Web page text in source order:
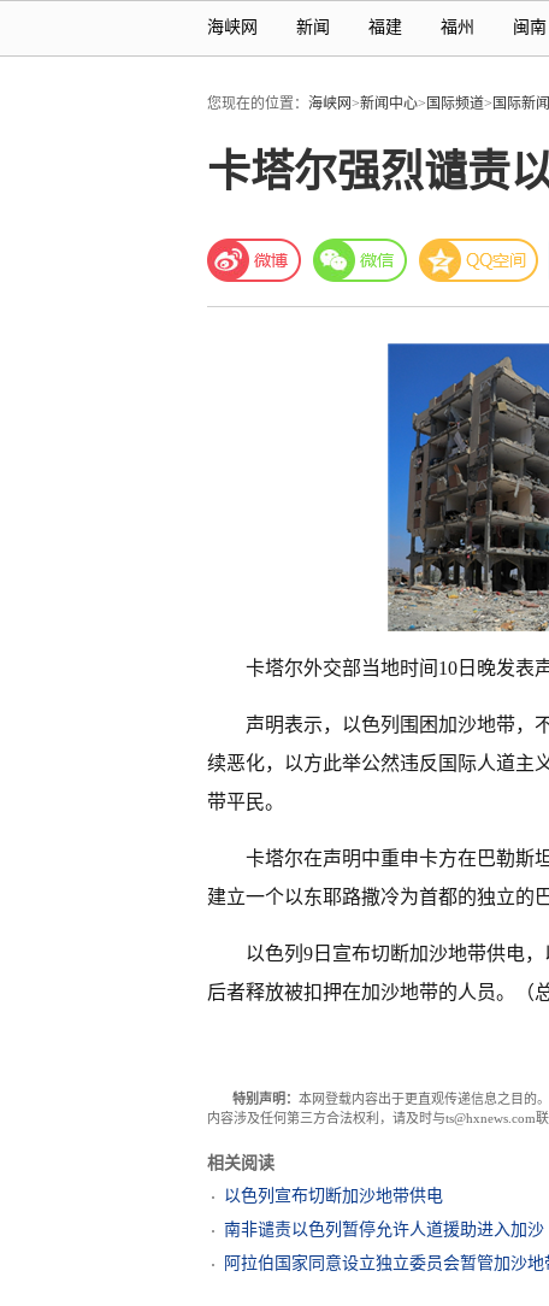
海峡网 新闻 福建 福州 闽南
您现在的位置： 海峡网>新闻中心> 国际频道> 国际新闻
卡塔尔强烈谴责
卡塔尔外交部当地时间10日晚发表
声明表示，以色列围困加沙地带，
续恶化，以方此举公然违反国际人道主
带平民。
卡塔尔在声明中重申卡方在巴勒斯
建立一个以东耶路撒冷为首都的独立的
以色列9日宣布切断加沙地带供电
后者释放被扣押在加沙地带的人员。（
特别声明： 本网登载内容出于更直观传递信息之目的
内容涉及任何第三方合法权利，请及时与ts@hxnews.com
相关阅读
以色列宣布切断加沙地带供电
南非谴责以色列暂停允许人道援助进入加沙
阿拉伯国家同意设立独立委员会暂管加沙地